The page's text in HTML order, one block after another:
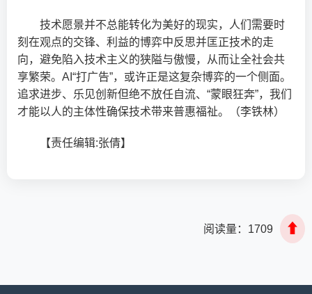
技术愿景并不总能转化为美好的现实，人们需要时
刻在观点的交锋、利益的博弈中反思并匡正技术的走
向，避免陷入技术主义的狭隘与傲慢，从而让全社会共
享繁荣。AI“打广告”，或许正是这复杂博弈的一个侧面。
追求进步、乐见创新但绝不放任自流、“蒙眼狂奔”，我们
才能以人的主体性确保技术带来普惠福祉。（李铁林）
【责任编辑:张倩】
阅读量： 1709 ⬆